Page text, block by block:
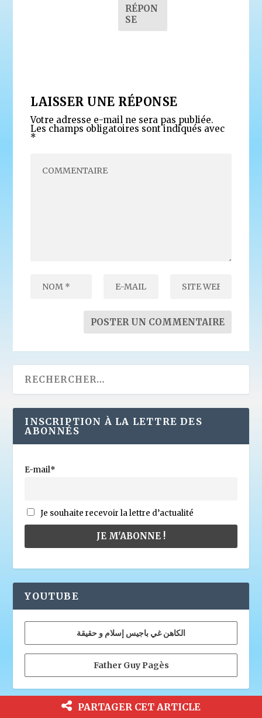
RÉPON
SE
LAISSER UNE RÉPONSE
Votre adresse e-mail ne sera pas publiée.
Les champs obligatoires sont indiqués avec
*
INSCRIPTION À LA LETTRE DES
ABONNÉS
E-mail*
Je souhaite recevoir la lettre d’actualité
YOUTUBE
الكاهن غي باجيس إسلام و حقيقة
Father Guy Pagès
PARTAGER CET ARTICLE